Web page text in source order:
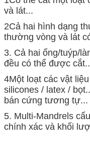
và lát...
2Cả hai hình dạng
thường vòng và lát
3. Cả hai ống/tuýp/
đều có thể được
4Một loạt các vật
silicones / latex /
bán cứng tương tự...
5. Multi-Mandrels
chính xác và khối